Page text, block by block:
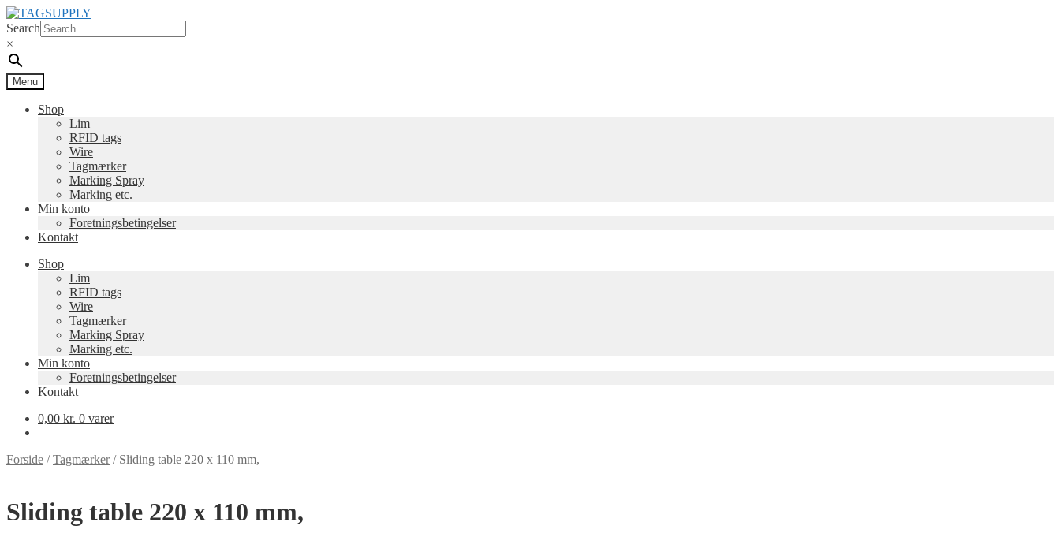
Spring
til
navigation
Spring
til
indhold
Search
×
Menu
Shop
Lim
RFID tags
Wire
Tagmærker
Marking Spray
Marking etc.
Min konto
Foretningsbetingelser
Kontakt
Shop
Lim
RFID tags
Wire
Tagmærker
Marking Spray
Marking etc.
Min konto
Foretningsbetingelser
Kontakt
0,00 kr. 0 varer
Forside /Tagmærker/ Sliding table 220 x 110 mm,
Sliding table 220 x 110 mm,